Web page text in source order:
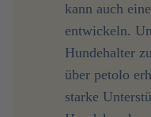
kann auch
entwickeln.
Hundehalter
über petolo
starke